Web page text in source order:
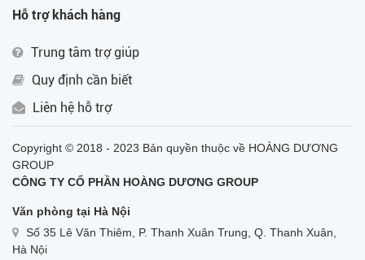
Hỗ trợ khách hàng
Trung tâm trợ giúp
Quy định cần biết
Liên hệ hỗ trợ
Copyright © 2018 - 2023 Bản quyền thuộc về HOÀNG DƯƠNG
GROUP
CÔNG TY CỔ PHẦN HOÀNG DƯƠNG GROUP
Văn phòng tại Hà Nội
Số 35 Lê Văn Thiêm, P. Thanh Xuân Trung, Q. Thanh Xuân,
Hà Nội